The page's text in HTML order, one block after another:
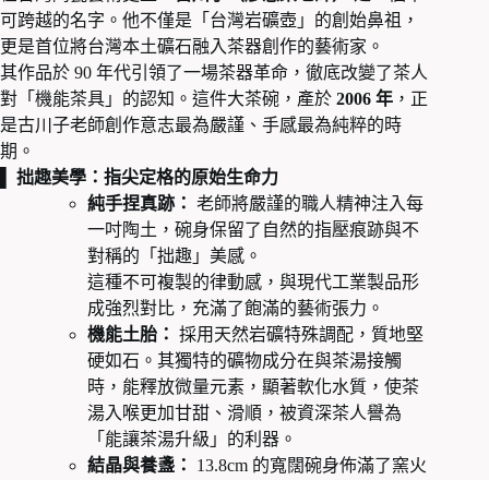
可跨越的名字。他不僅是「台灣岩礦壺」的創始鼻祖，
更是首位將台灣本土礦石融入茶器創作的藝術家。
其作品於 90 年代引領了一場茶器革命，徹底改變了茶人
對「機能茶具」的認知。這件大茶碗，產於 2006 年 ，正
是古川子老師創作意志最為嚴謹、手感最為純粹的時
期。
▌ 拙趣美學：指尖定格的原始生命力
純手捏真跡： 老師將嚴謹的職人精神注入每
一吋陶土，碗身保留了自然的指壓痕跡與不
對稱的「拙趣」美感。
這種不可複製的律動感，與現代工業製品形
成強烈對比，充滿了飽滿的藝術張力。
機能土胎： 採用天然岩礦特殊調配，質地堅
硬如石。其獨特的礦物成分在與茶湯接觸
時，能釋放微量元素，顯著軟化水質，使茶
湯入喉更加甘甜、滑順，被資深茶人譽為
「能讓茶湯升級」的利器。
結晶與養盞：
13.8cm 的寬闊碗身佈滿了窯火